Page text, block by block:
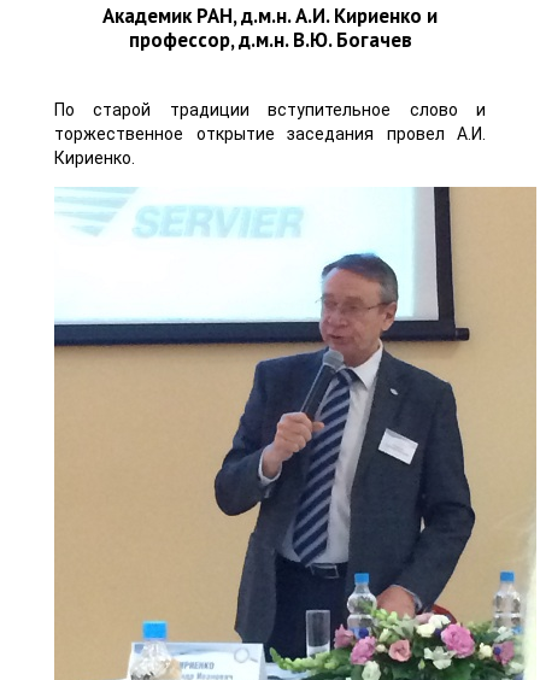
Академик РАН, д.м.н. А.И. Кириенко и
профессор, д.м.н. В.Ю. Богачев
По старой традиции вступительное слово и
торжественное открытие заседания провел А.И.
Кириенко.